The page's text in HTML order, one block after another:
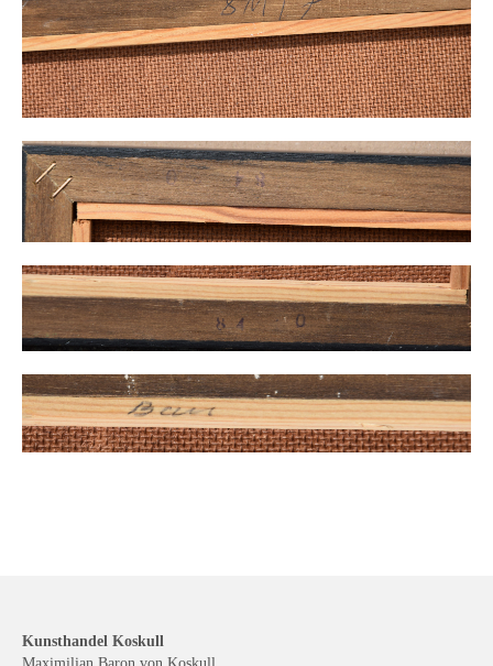
Kunsthandel Koskull